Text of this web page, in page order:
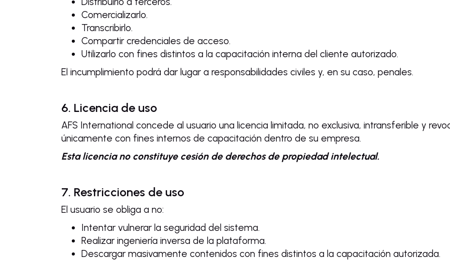
Comercializarlo.
Transcribirlo.
Compartir credenciales de acceso.
Utilizarlo con fines distintos a la capacitación interna del cliente autorizado.
El incumplimiento podrá dar lugar a responsabilidades civiles y, en su caso, penales.
6. Licencia de uso
AFS International concede al usuario una licencia limitada, no exclusiva, intransferible y
únicamente con fines internos de capacitación dentro de su empresa.
Esta licencia no constituye cesión de derechos de propiedad intelectual.
7. Restricciones de uso
El usuario se obliga a no:
Intentar vulnerar la seguridad del sistema.
Realizar ingeniería inversa de la plataforma.
Descargar masivamente contenidos con fines distintos a la capacitación autorizada.